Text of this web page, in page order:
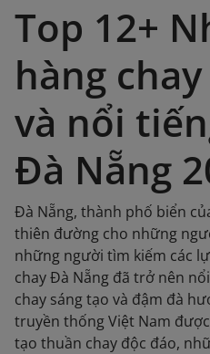
Top 12+
hàng
và nổi
Đà Nẵng
Đà Nẵng, thành phố biển
thiên đường cho những
những người tìm kiếm các
chay Đà Nẵng đã trở nên
chay sáng tạo và đậm đà
truyền thống Việt Nam
tạo thuần chay độc đáo,